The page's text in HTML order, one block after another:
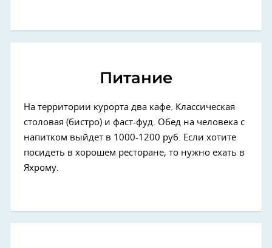
Питание
На территории курорта два кафе. Классическая
столовая (бистро) и фаст-фуд. Обед на человека с
напитком выйдет в 1000-1200 руб. Если хотите
посидеть в хорошем ресторане, то нужно ехать в
Яхрому.